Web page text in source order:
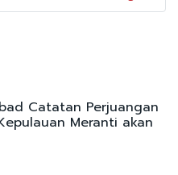
Catatan Perjuangan
Meranti akan